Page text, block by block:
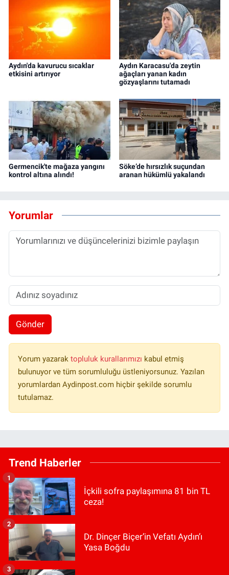
Aydın'da kavurucu sıcaklar
etkisini artırıyor
Aydın Karacasu'da zeytin
ağaçları yanan kadın
gözyaşlarını tutamadı
Germencik'te mağaza yangını
kontrol altına alındı!
Söke’de hırsızlık suçundan
aranan hükümlü yakalandı
Yorumlar
Gönder
Yorum yazarak topluluk kurallarımızı kabul etmiş
bulunuyor ve tüm sorumluluğu üstleniyorsunuz. Yazılan
yorumlardan Aydinpost.com hiçbir şekilde sorumlu
tutulamaz.
Trend Haberler
İçkili sofra paylaşımına 81 bin TL
ceza!
1
Dr. Dinçer Biçer’in Vefatı Aydın’ı
Yasa Boğdu
2
3